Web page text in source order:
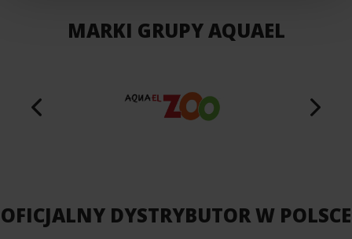
MARKI GRUPY AQUAEL
OFICJALNY DYSTRYBUTOR W POLSCE